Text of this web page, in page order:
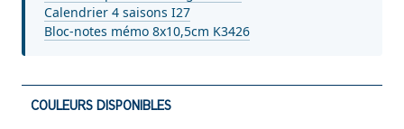
Calendrier 4 saisons I27
Bloc-notes mémo 8x10,5cm K3426
COULEURS DISPONIBLES